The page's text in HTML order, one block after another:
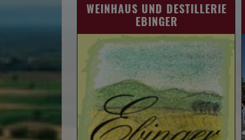
WEINHAUS UND DESTILLERIE
EBINGER